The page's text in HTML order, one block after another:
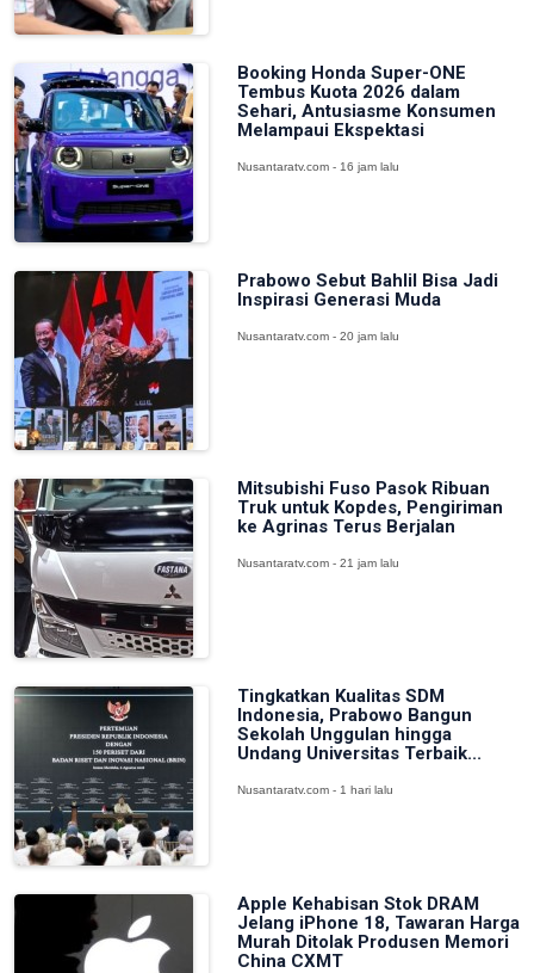
Booking Honda Super-ONE
Tembus Kuota 2026 dalam
Sehari, Antusiasme Konsumen
Melampaui Ekspektasi
Nusantaratv.com - 16 jam lalu
Prabowo Sebut Bahlil Bisa Jadi
Inspirasi Generasi Muda
Nusantaratv.com - 20 jam lalu
Mitsubishi Fuso Pasok Ribuan
Truk untuk Kopdes, Pengiriman
ke Agrinas Terus Berjalan
Nusantaratv.com - 21 jam lalu
Tingkatkan Kualitas SDM
Indonesia, Prabowo Bangun
Sekolah Unggulan hingga
Undang Universitas Terbaik...
Nusantaratv.com - 1 hari lalu
Apple Kehabisan Stok DRAM
Jelang iPhone 18, Tawaran Harga
Murah Ditolak Produsen Memori
China CXMT